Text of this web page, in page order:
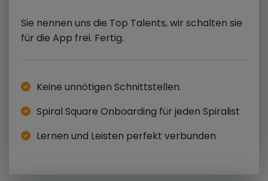
Sie nennen uns die Top Talents, wir schalten sie
für die App frei. Fertig.
Keine unnötigen Schnittstellen.
Spiral Square Onboarding für jeden Spiralist
Lernen und Leisten perfekt verbunden